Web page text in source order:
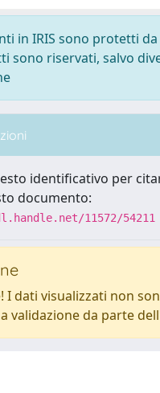
in IRIS sono protetti
sono riservati, salvo
identificativo per
documento:
11572/54211
I dati visualizzati non
validazione da parte